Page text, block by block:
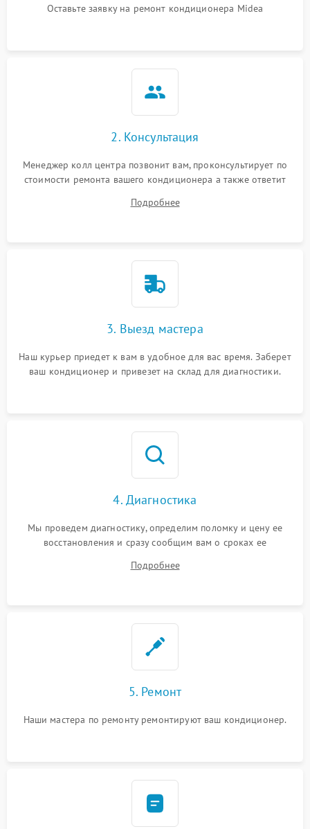
Оставьте заявку на ремонт кондиционера Midea
2. Консультация
Менеджер колл центра позвонит вам, проконсультирует по
стоимости ремонта вашего кондиционера а также ответит
Подробнее
3. Выезд мастера
Наш курьер приедет к вам в удобное для вас время. Заберет
ваш кондиционер и привезет на склад для диагностики.
4. Диагностика
Мы проведем диагностику, определим поломку и цену ее
восстановления и сразу сообщим вам о сроках ее
Подробнее
5. Ремонт
Наши мастера по ремонту ремонтируют ваш кондиционер.